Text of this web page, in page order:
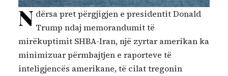
N dërsa pret përgjigjen e presidentit Donald
Trump ndaj memorandumit të
mirëkuptimit SHBA-Iran, një zyrtar amerikan ka
minimizuar përmbajtjen e raporteve të
inteligjencës amerikane, të cilat tregonin